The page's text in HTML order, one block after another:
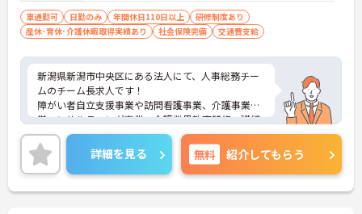
部門のマネジメント経験あれば尚可
車通勤可 日勤のみ 年間休日110日以上
研修制度あり
産休･育休･介護休暇取得実績あり
社会保険完備 交通費支給
新潟県新潟市中央区にある法人にて、人事総務チー
ムのチーム長求人です！
障がい者自立支援事業や訪問看護事業、介護事業経
営コンサルティング事業、介護業界教育研修・講師
派遣事を中核に、地域社会に貢献している法人で
す。
ご興味ある方には、面接対策ポイントなど、詳細を
お話しいたしますのでお気軽にご相談ください。
詳細を見る 無料 紹介してもらう